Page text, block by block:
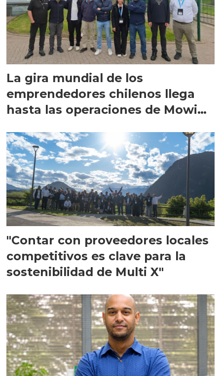
La gira mundial de los
emprendedores chilenos llega
hasta las operaciones de Mowi
"Contar con proveedores locales
competitivos es clave para la
sostenibilidad de Multi X"